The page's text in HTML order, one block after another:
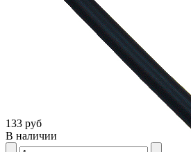
133 руб
В наличии